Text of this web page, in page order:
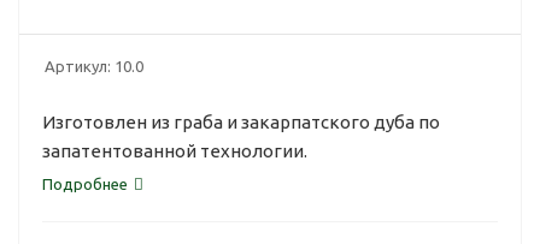
Артикул: 10.0
Изготовлен из граба и закарпатского дуба по
запатентованной технологии.
Подробнее